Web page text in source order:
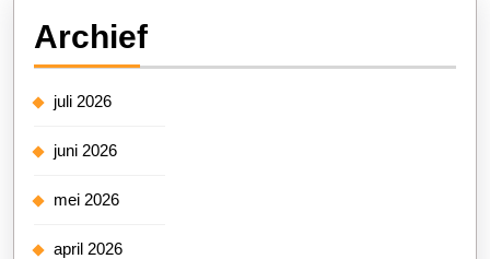
Archief
juli 2026
juni 2026
mei 2026
april 2026